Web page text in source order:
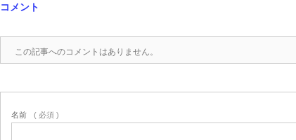
コメント
この記事へのコメントはありません。
名前 ( 必須 )